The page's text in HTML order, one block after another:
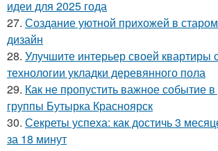
идеи для 2025 года
27. Создание уютной прихожей в
дизайн
28. Улучшите интерьер своей
технологии укладки деревянного пола
29. Как не пропустить важное событие
группы Бутырка Красноярск
30. Секреты успеха: как достичь 3
за 18 минут